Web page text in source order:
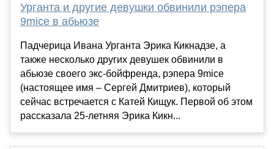
Урганта и другие девушки обвинили рэпера
9mice в абьюзе
Падчерица Ивана Урганта Эрика Кикнадзе, а
также несколько других девушек обвинили в
абьюзе своего экс-бойфренда, рэпера 9mice
(настоящее имя – Сергей Дмитриев), который
сейчас встречается с Катей Кищук. Первой об этом
рассказала 25-летняя Эрика Кикн...